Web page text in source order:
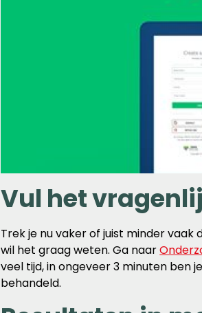
Vul het
Trek je nu vaker of juist minder
wil het graag weten. Ga naar
veel tijd, in ongeveer 3 minuten ben
behandeld.